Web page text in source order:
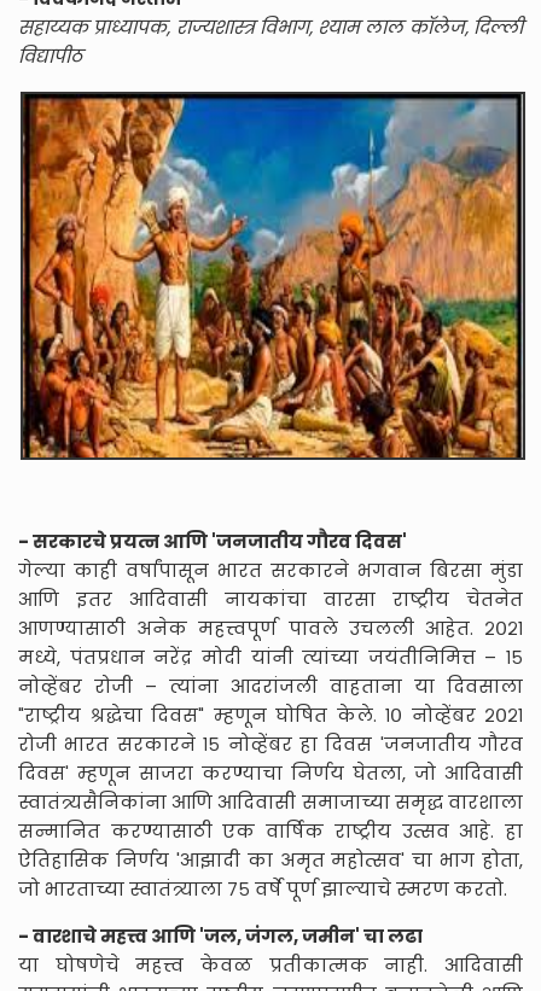
सहाय्यक प्राध्यापक, राज्यशास्त्र विभाग, श्याम लाल कॉलेज, दिल्ली
विद्यापीठ
- सरकारचे प्रयत्न आणि 'जनजातीय गौरव दिवस'
गेल्या काही वर्षांपासून भारत सरकारने भगवान बिरसा मुंडा
आणि इतर आदिवासी नायकांचा वारसा राष्ट्रीय चेतनेत
आणण्यासाठी अनेक महत्त्वपूर्ण पावले उचलली आहेत. २०२१
मध्ये, पंतप्रधान नरेंद्र मोदी यांनी त्यांच्या जयंतीनिमित्त – १५
नोव्हेंबर रोजी – त्यांना आदरांजली वाहताना या दिवसाला
"राष्ट्रीय श्रद्धेचा दिवस" म्हणून घोषित केले. १० नोव्हेंबर २०२१
रोजी भारत सरकारने १५ नोव्हेंबर हा दिवस 'जनजातीय गौरव
दिवस' म्हणून साजरा करण्याचा निर्णय घेतला, जो आदिवासी
स्वातंत्र्यसैनिकांना आणि आदिवासी समाजाच्या समृद्ध वारशाला
सन्मानित करण्यासाठी एक वार्षिक राष्ट्रीय उत्सव आहे. हा
ऐतिहासिक निर्णय 'आझादी का अमृत महोत्सव' चा भाग होता,
जो भारताच्या स्वातंत्र्याला ७५ वर्षे पूर्ण झाल्याचे स्मरण करतो.
- वारशाचे महत्त्व आणि 'जल, जंगल, जमीन' चा लढा
या घोषणेचे महत्त्व केवळ प्रतीकात्मक नाही. आदिवासी